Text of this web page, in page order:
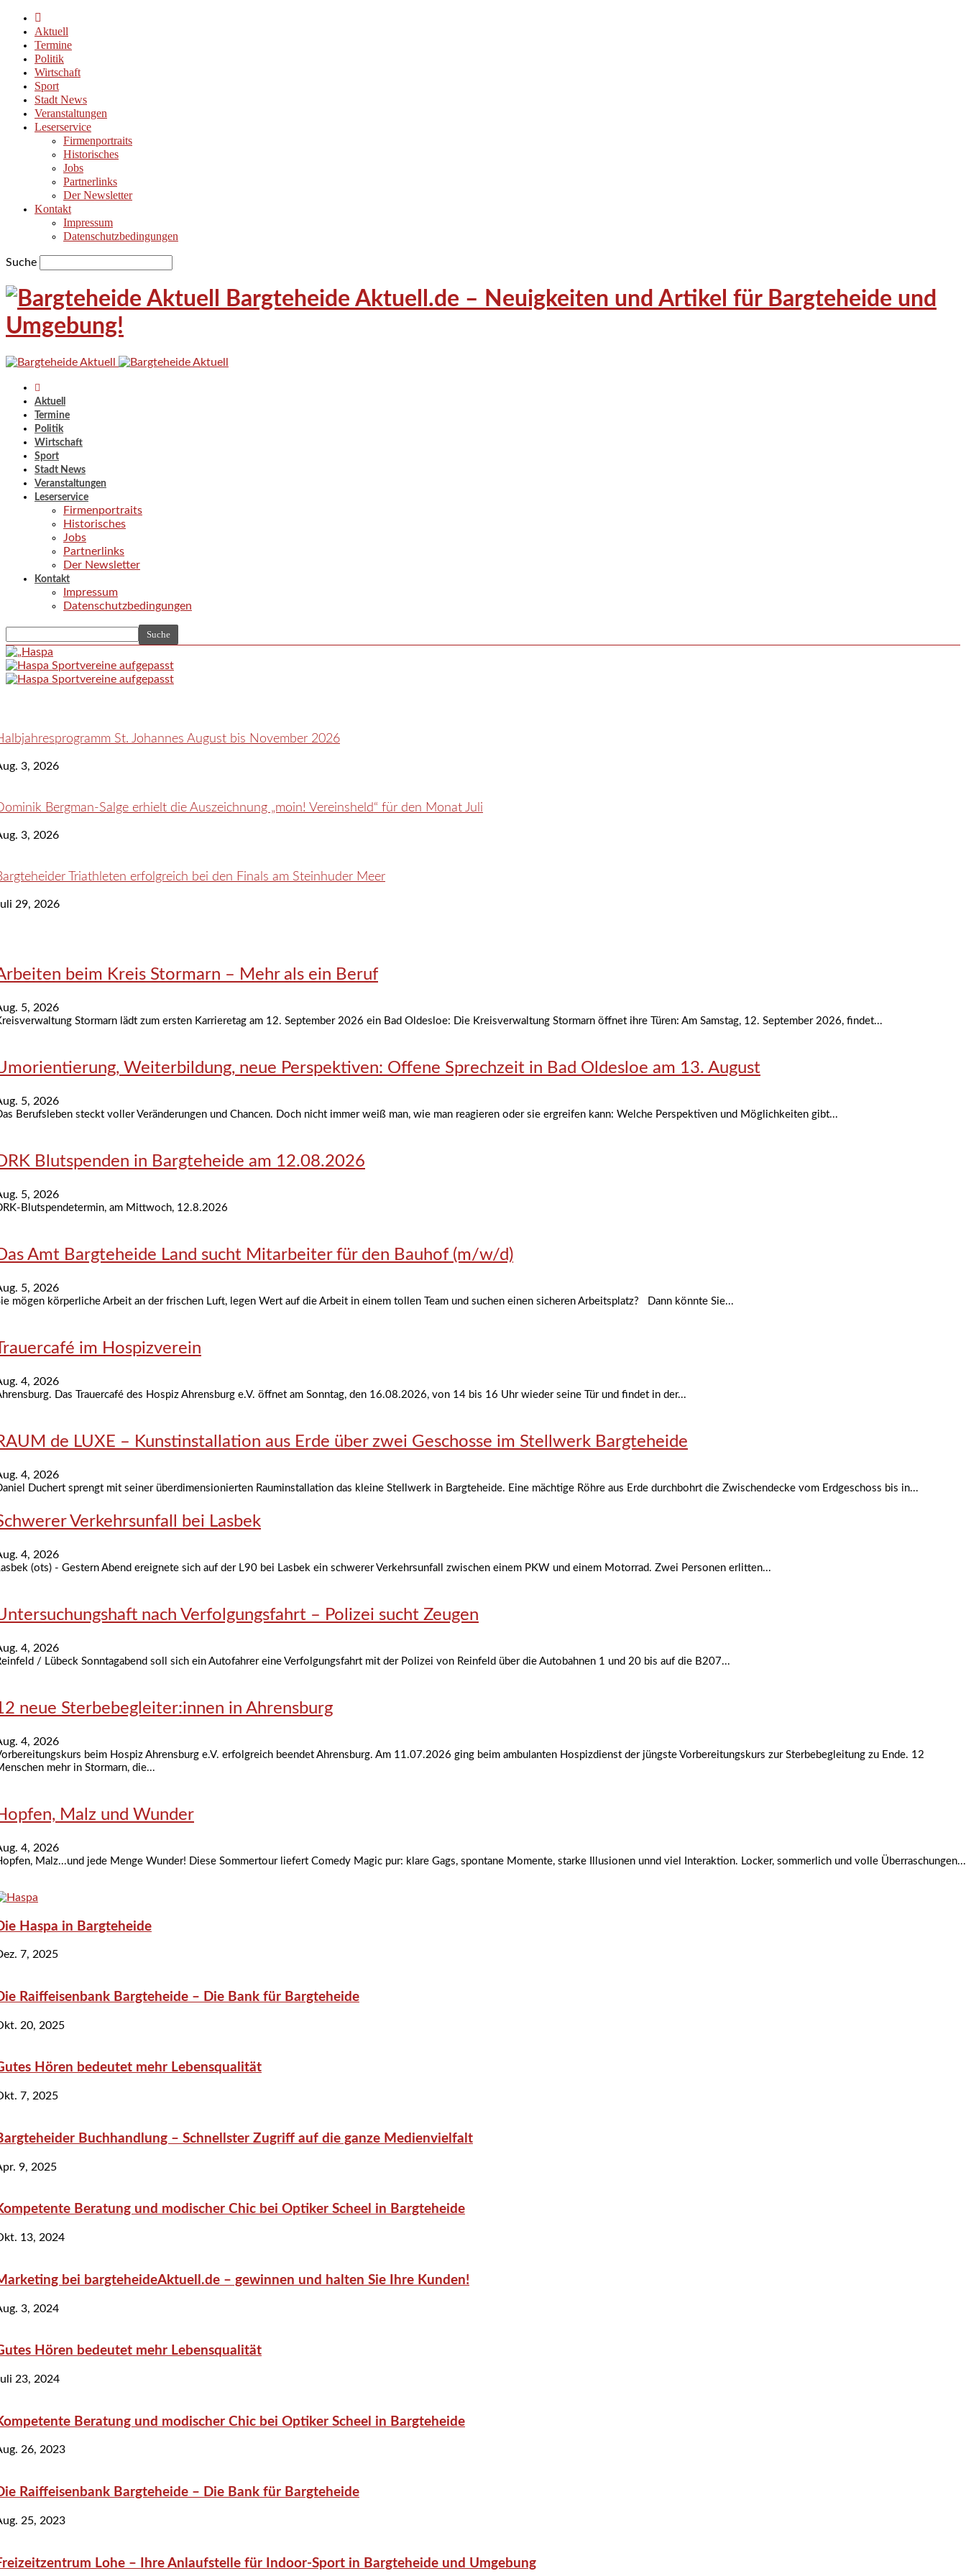
Aktuell
Termine
Politik
Wirtschaft
Sport
Stadt News
Veranstaltungen
Leserservice
Firmenportraits
Historisches
Jobs
Partnerlinks
Der Newsletter
Kontakt
Impressum
Datenschutzbedingungen
Suche
Bargteheide Aktuell.de – Neuigkeiten und Artikel für Bargteheide und
Umgebung!
Aktuell
Termine
Politik
Wirtschaft
Sport
Stadt News
Veranstaltungen
Leserservice
Firmenportraits
Historisches
Jobs
Partnerlinks
Der Newsletter
Kontakt
Impressum
Datenschutzbedingungen
St. Johannes August bis November 2026
3, 2026
Bergman-Salge erhielt die Auszeichnung „moin! Vereinsheld“ für den Monat Juli
3, 2026
Triathleten erfolgreich bei den Finals am Steinhuder Meer
29, 2026
beim Kreis Stormarn – Mehr als ein Beruf
5, 2026
Stormarn lädt zum ersten Karrieretag am 12. September 2026 ein Bad Oldesloe: Die Kreisverwaltung Stormarn öffnet ihre Türen: Am Samstag, 12. September 2026, findet...
Weiterbildung, neue Perspektiven: Offene Sprechzeit in Bad Oldesloe am 13. August
5, 2026
Berufsleben steckt voller Veränderungen und Chancen. Doch nicht immer weiß man, wie man reagieren oder sie ergreifen kann: Welche Perspektiven und Möglichkeiten gibt...
Blutspenden in Bargteheide am 12.08.2026
5, 2026
Blutspendetermin, am Mittwoch, 12.8.2026
Amt Bargteheide Land sucht Mitarbeiter für den Bauhof (m/w/d)
5, 2026
mögen körperliche Arbeit an der frischen Luft, legen Wert auf die Arbeit in einem tollen Team und suchen einen sicheren Arbeitsplatz? Dann könnte Sie...
im Hospizverein
4, 2026
Das Trauercafé des Hospiz Ahrensburg e.V. öffnet am Sonntag, den 16.08.2026, von 14 bis 16 Uhr wieder seine Tür und findet in der...
de LUXE – Kunstinstallation aus Erde über zwei Geschosse im Stellwerk Bargteheide
4, 2026
Duchert sprengt mit seiner überdimensionierten Rauminstallation das kleine Stellwerk in Bargteheide. Eine mächtige Röhre aus Erde durchbohrt die Zwischendecke vom Erdgeschoss bis in...
Verkehrsunfall bei Lasbek
4, 2026
(ots) - Gestern Abend ereignete sich auf der L90 bei Lasbek ein schwerer Verkehrsunfall zwischen einem PKW und einem Motorrad. Zwei Personen erlitten...
nach Verfolgungsfahrt – Polizei sucht Zeugen
4, 2026
/ Lübeck Sonntagabend soll sich ein Autofahrer eine Verfolgungsfahrt mit der Polizei von Reinfeld über die Autobahnen 1 und 20 bis auf die B207...
neue Sterbebegleiter:innen in Ahrensburg
4, 2026
beim Hospiz Ahrensburg e.V. erfolgreich beendet Ahrensburg. Am 11.07.2026 ging beim ambulanten Hospizdienst der jüngste Vorbereitungskurs zur Sterbebegleitung zu Ende. 12
mehr in Stormarn, die...
Malz und Wunder
4, 2026
Malz...und jede Menge Wunder! Diese Sommertour liefert Comedy Magic pur: klare Gags, spontane Momente, starke Illusionen unnd viel Interaktion. Locker, sommerlich und volle
Haspa in Bargteheide
7, 2025
Raiffeisenbank Bargteheide – Die Bank für Bargteheide
20, 2025
Hören bedeutet mehr Lebensqualität
7, 2025
Buchhandlung – Schnellster Zugriff auf die ganze Medienvielfalt
9, 2025
Beratung und modischer Chic bei Optiker Scheel in Bargteheide
13, 2024
bei bargteheideAktuell.de – gewinnen und halten Sie Ihre Kunden!
3, 2024
Hören bedeutet mehr Lebensqualität
23, 2024
Beratung und modischer Chic bei Optiker Scheel in Bargteheide
26, 2023
Raiffeisenbank Bargteheide – Die Bank für Bargteheide
25, 2023
Lohe – Ihre Anlaufstelle für Indoor-Sport in Bargteheide und Umgebung